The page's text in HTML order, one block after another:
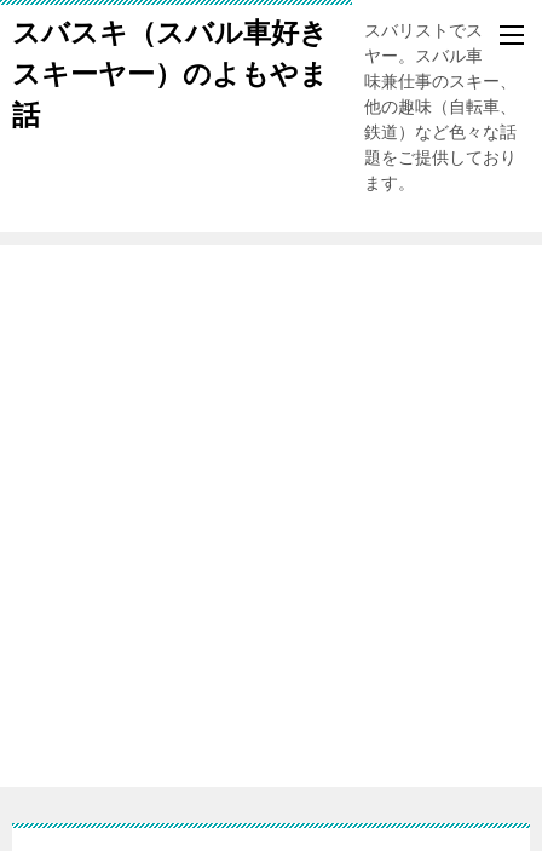
スバスキ（スバル車好き
スキーヤー）のよもやま
話
スバリストでスキー
ヤー。スバル車、趣
味兼仕事のスキー、
他の趣味（自転車、
鉄道）など色々な話
題をご提供しており
ます。